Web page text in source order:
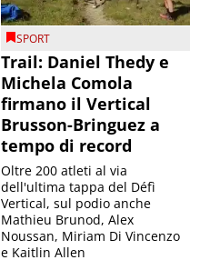
SPORT
Trail: Daniel Thedy e
Michela Comola
firmano il Vertical
Brusson-Bringuez a
tempo di record
Oltre 200 atleti al via
dell'ultima tappa del Défì
Vertical, sul podio anche
Mathieu Brunod, Alex
Noussan, Miriam Di Vincenzo
e Kaitlin Allen